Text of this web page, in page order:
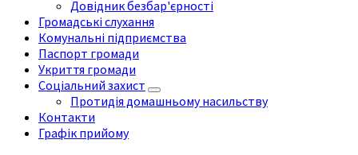
Довідник безбар'єрності
Громадські слухання
Комунальні підприємства
Паспорт громади
Укриття громади
Соціальний захист
Протидія домашньому насильству
Контакти
Графік прийому